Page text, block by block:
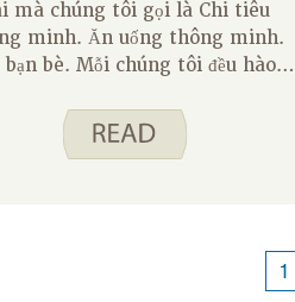
mà chúng tôi gọi là Chi tiêu
minh. Ăn uống thông minh.
bạn bè. Mỗi chúng tôi đều hào
tôi về những ý tưởng mà
tôi có xu hướng giới thiệu ở
1